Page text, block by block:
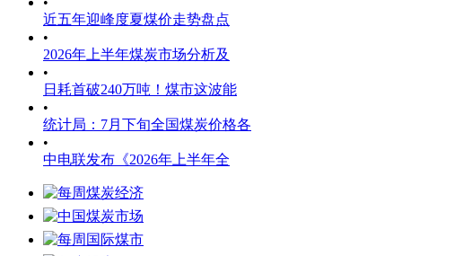
近五年迎峰度夏煤价走势盘点
•
2026年上半年煤炭市场分析及
•
日耗首破240万吨！煤市这波能
•
统计局：7月下旬全国煤炭价格各
•
中电联发布《2026年上半年全